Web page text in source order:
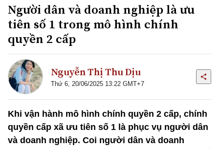
Người dân và doanh nghiệp là ưu
tiên số 1 trong mô hình chính
quyền 2 cấp
Nguyễn Thị Thu Dịu
Thứ 6, 20/06/2025 13:22 GMT+7
Khi vận hành mô hình chính quyền 2 cấp, chính
quyền cấp xã ưu tiên số 1 là phục vụ người dân
và doanh nghiệp. Coi người dân và doanh